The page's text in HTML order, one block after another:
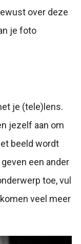
over deze
je foto
je (tele)lens.
jezelf aan om
beeld wordt
een ander
toe, vul
veel meer